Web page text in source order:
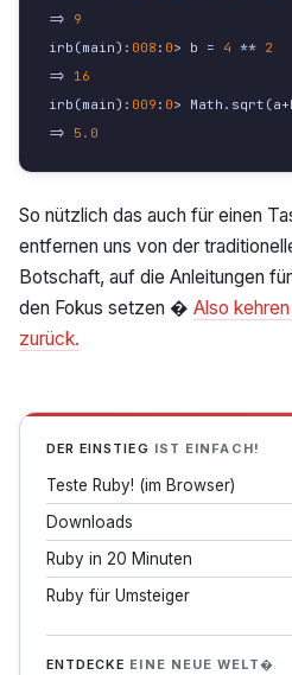
=>
9
irb (main): 008 : 0> b = 4 ** 2
=>
16
irb (main): 009 : 0> Math . sqrt (a+
=>
5.0
So nützlich das auch für einen
entfernen uns von der
Botschaft, auf die Anleitungen
den Fokus setzen � Also
zurück.
DER EINSTIEG IST EINFACH!
Teste Ruby! (im Browser)
Downloads
Ruby in 20 Minuten
Ruby für Umsteiger
ENTDECKE EINE NEUE WELT�